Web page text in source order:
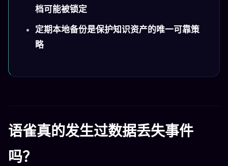
档可能被锁定
定期本地备份是保护知识资产的唯一可靠策
略
语雀真的发生过数据丢失事件
吗？